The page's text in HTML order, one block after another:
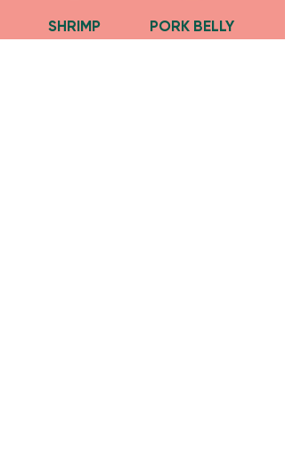
SHRIMP
PORK BELLY